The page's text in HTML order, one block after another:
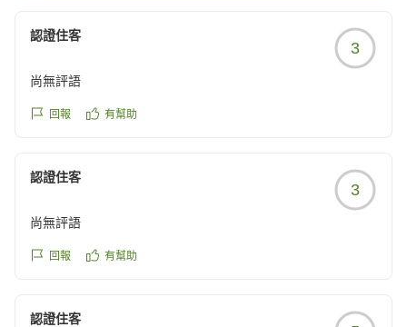
認證住客
3
尚無評語
回報 有幫助
認證住客
3
尚無評語
回報 有幫助
認證住客